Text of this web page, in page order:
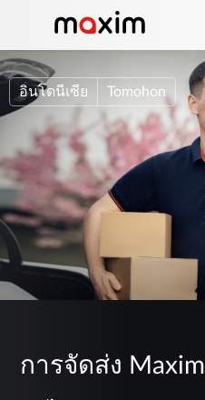
อินโดนีเซีย Tomohon
การจัดส่ง Maxim